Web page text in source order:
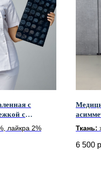
с
с
лайкра 2%
3/4
Ткань:
6 500